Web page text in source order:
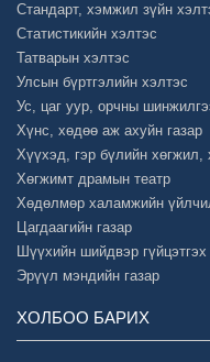
Стандарт, хэмжил зүйн
Статистикийн хэлтэс
Татварын хэлтэс
Улсын бүртгэлийн хэлтэс
Ус, цаг уур, орчны
Хүнс, хөдөө аж ахуйн газар
Хүүхэд, гэр бүлийн хөгжил,
Хөгжимт драмын театр
Хөдөлмөр халамжийн
Цагдаагийн газар
Шүүхийн шийдвэр гүйцэтгэх
Эрүүл мэндийн газар
ХОЛБОО БАРИХ